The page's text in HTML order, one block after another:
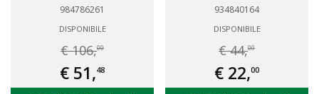
984786261
DISPONIBILE
€ 106,00
€ 51,48
934840164
DISPONIBILE
€ 44,00
€ 22,00